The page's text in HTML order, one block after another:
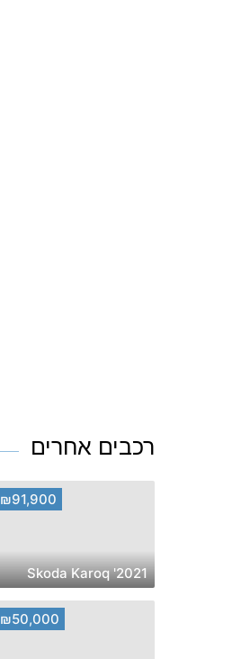
רכבים אחרים
₪91,900
2021' Skoda Karoq
₪50,000